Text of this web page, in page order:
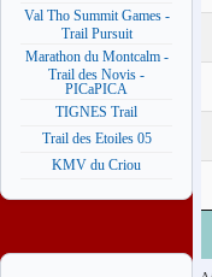
Val Tho Summit Games -
Trail Pursuit
Marathon du Montcalm -
Trail des Novis -
PICaPICA
TIGNES Trail
Trail des Etoiles 05
KMV du Criou